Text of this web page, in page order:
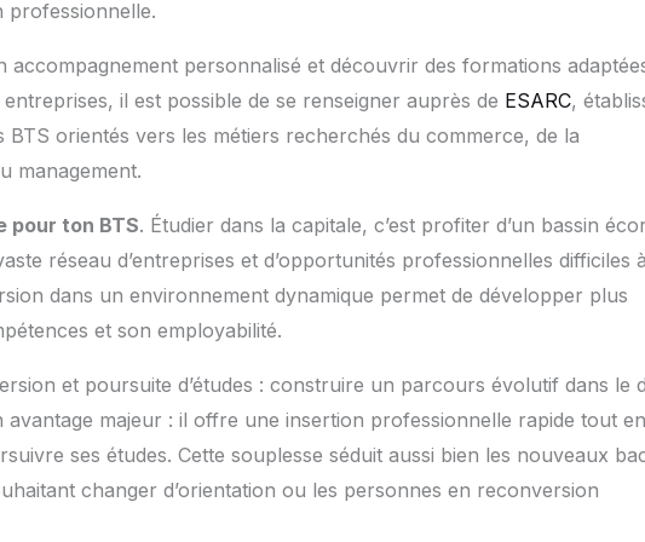
professionnelle.
accompagnement personnalisé et découvrir des formations
il est possible de se renseigner auprès de ESARC,
orientés vers les métiers recherchés du commerce, de la
management.
pour ton BTS. Étudier dans la capitale, c’est profiter d’un bassin
réseau d’entreprises et d’opportunités professionnelles difficiles
dans un environnement dynamique permet de développer plus
et son employabilité.
et poursuite d’études : construire un parcours évolutif dans le
avantage majeur : il offre une insertion professionnelle rapide tout
ses études. Cette souplesse séduit aussi bien les nouveaux
changer d’orientation ou les personnes en reconversion